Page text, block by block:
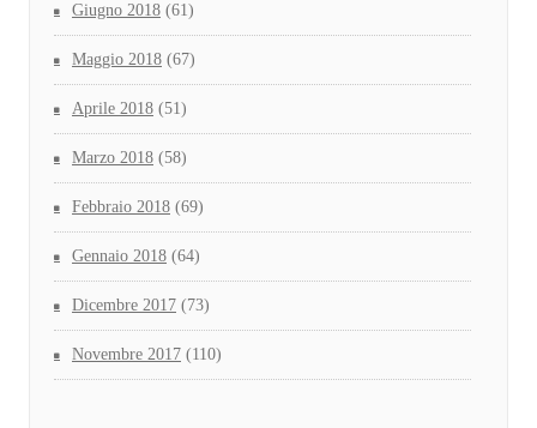
Giugno 2018 (61)
Maggio 2018 (67)
Aprile 2018 (51)
Marzo 2018 (58)
Febbraio 2018 (69)
Gennaio 2018 (64)
Dicembre 2017 (73)
Novembre 2017 (110)